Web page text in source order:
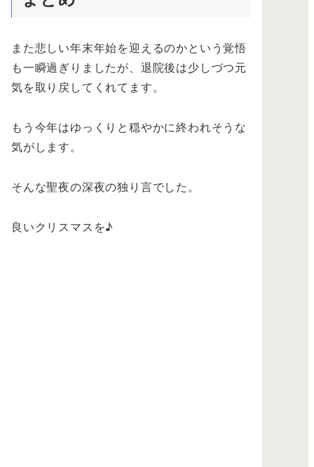
す。そのイヌのエントリーはこちら↓よく食べ、よく吠え
ッピーが急に元気がなくなった。最近...
また悲しい年末年始を迎えるのかという覚悟
も一瞬過ぎりましたが、退院後は少しづつ元
気を取り戻してくれてます。
もう今年はゆっくりと穏やかに終われそうな
気がします。
そんな聖夜の深夜の独り言でした。
良いクリスマスを♪